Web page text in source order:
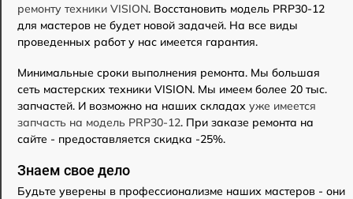
ремонту техники VISION. Восстановить модель PRP30-12
для мастеров не будет новой задачей. На все виды
проведенных работ у нас имеется гарантия.
Минимальные сроки выполнения ремонта. Мы большая
сеть мастерских техники VISION. Мы имеем более 20 тыс.
запчастей. И возможно на наших складах уже имеется
запчасть на модель PRP30-12. При заказе ремонта на
сайте - предоставляется скидка -25%.
Знаем свое дело
Будьте уверены в профессионализме наших мастеров - они